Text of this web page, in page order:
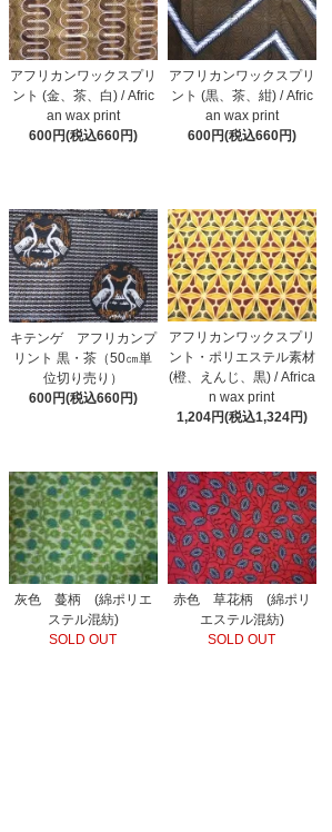
アフリカンワックスプリ
ント (金、茶、白) / Afric
an wax print
600円(税込660円)
アフリカンワックスプリ
ント (黒、茶、紺) / Afric
an wax print
600円(税込660円)
キテンゲ アフリカンプ
リント 黒・茶（50㎝単
位切り売り）
600円(税込660円)
アフリカンワックスプリ
ント・ポリエステル素材
(橙、えんじ、黒) / Africa
n wax print
1,204円(税込1,324円)
灰色 蔓柄 (綿ポリエ
ステル混紡)
SOLD OUT
赤色 草花柄 (綿ポリ
エステル混紡)
SOLD OUT